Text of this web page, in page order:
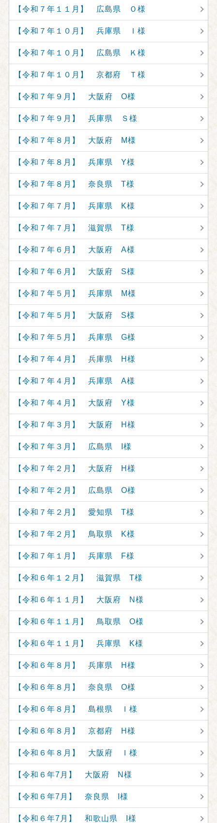
【令和７年１１月】 広島県 Ｏ様
【令和７年１０月】 兵庫県 Ｉ様
【令和７年１０月】 広島県 Ｋ様
【令和７年１０月】 京都府 Ｔ様
【令和７年９月】 大阪府 O様
【令和７年９月】 兵庫県 Ｓ様
【令和７年８月】 大阪府 M様
【令和７年８月】 兵庫県 Y様
【令和７年８月】 奈良県 T様
【令和７年７月】 兵庫県 K様
【令和７年７月】 滋賀県 T様
【令和７年６月】 大阪府 A様
【令和７年６月】 大阪府 S様
【令和７年５月】 兵庫県 M様
【令和７年５月】 大阪府 S様
【令和７年５月】 兵庫県 G様
【令和７年４月】 兵庫県 H様
【令和７年４月】 兵庫県 A様
【令和７年４月】 大阪府 Y様
【令和７年３月】 大阪府 H様
【令和７年３月】 広島県 I様
【令和７年２月】 大阪府 H様
【令和７年２月】 広島県 O様
【令和７年２月】 愛知県 T様
【令和７年２月】 鳥取県 K様
【令和７年１月】 兵庫県 F様
【令和６年１２月】 滋賀県 T様
【令和６年１１月】 大阪府 N様
【令和６年１１月】 鳥取県 O様
【令和６年１１月】 兵庫県 K様
【令和６年８月】 兵庫県 H様
【令和６年８月】 奈良県 O様
【令和６年８月】 島根県 Ｉ様
【令和６年８月】 京都府 H様
【令和６年８月】 大阪府 Ｉ様
【令和６年7月】 大阪府 N様
【令和６年7月】 奈良県 I様
【令和６年7月】 和歌山県 I様